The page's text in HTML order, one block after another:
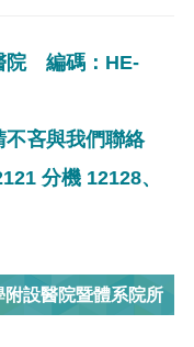
院 編碼：HE-
吝與我們聯絡
分機 12128、
附設醫院暨體系院所